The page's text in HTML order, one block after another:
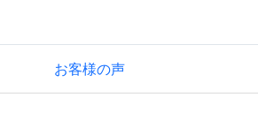
お客様の声